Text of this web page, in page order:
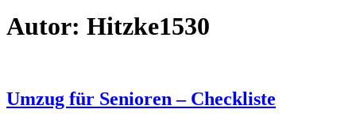
Autor: Hitzke1530
Umzug für Senioren – Checkliste